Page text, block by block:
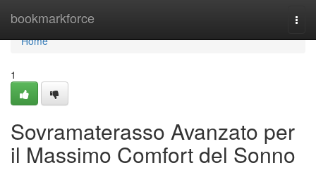
bookmarkforce
Home
Home
1
Sovramaterasso Avanzato per
il Massimo Comfort del Sonno